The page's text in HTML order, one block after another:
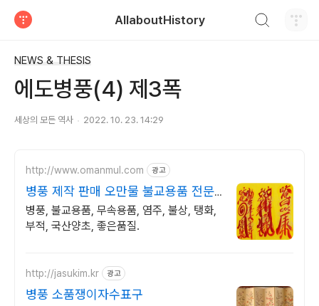
AllaboutHistory
NEWS & THESIS
에도병풍(4) 제3폭
세상의 모든 역사 2022. 10. 23. 14:29
http://www.omanmul.com 광고
병풍 제작 판매 오만물 불교용품 전문
점
병풍, 불교용품, 무속용품, 염주, 불상, 탱화,
부적, 국산양초, 좋은품질.
http://jasukim.kr 광고
병풍 소품쟁이자수표구